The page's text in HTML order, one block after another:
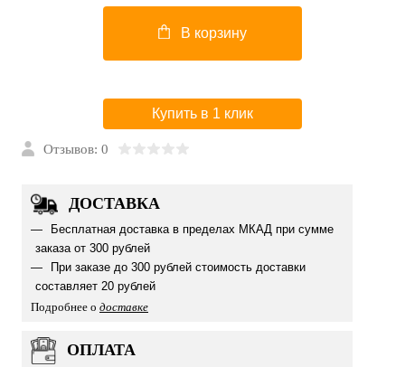
В корзину
Купить в 1 клик
Отзывов: 0
ДОСТАВКА
Бесплатная доставка в пределах МКАД при сумме
заказа от 300 рублей
При заказе до 300 рублей стоимость доставки
составляет 20 рублей
Подробнее о доставке
ОПЛАТА